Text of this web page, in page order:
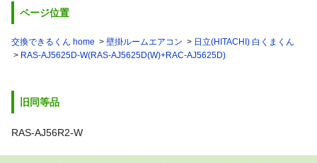
ページ位置
交換できるくん home 壁掛ルームエアコン
日立(HITACHI) 白くまくん
RAS-AJ5625D-W(RAS-AJ5625D(W)+RAC-AJ5625D)
旧同等品
RAS-AJ56R2-W